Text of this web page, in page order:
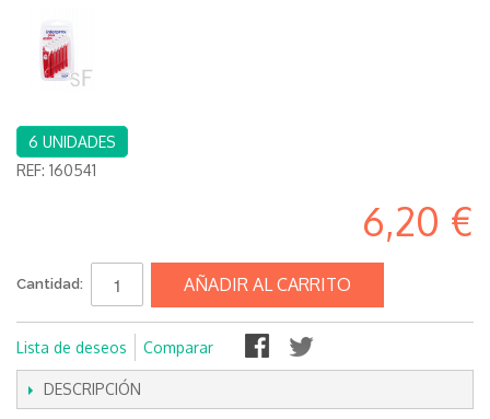
6 UNIDADES
REF: 160541
6,20 €
Cantidad: AÑADIR AL CARRITO
Lista de deseos Comparar
DESCRIPCIÓN